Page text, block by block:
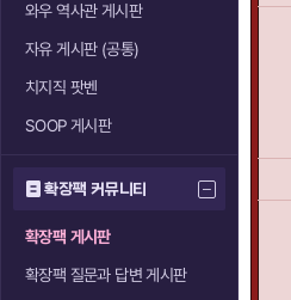
와우 역사관 게시판
자유 게시판 (공통)
치지직 팟벤
SOOP 게시판
확장팩 커뮤니티
확장팩 게시판
확장팩 질문과 답변 게시판